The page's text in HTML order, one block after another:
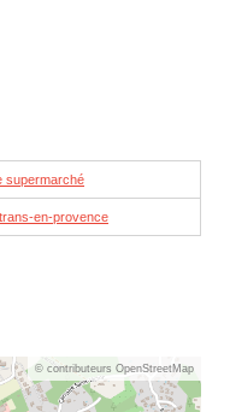
supermarché
en-provence
© contributeurs OpenStreetMap